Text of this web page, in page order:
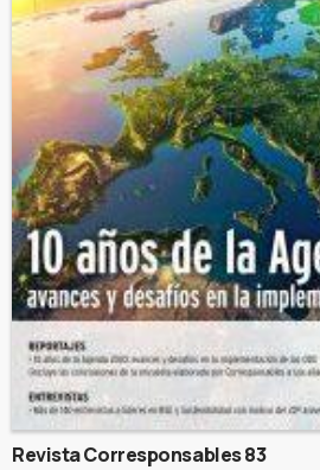
Revista Corresponsables 83